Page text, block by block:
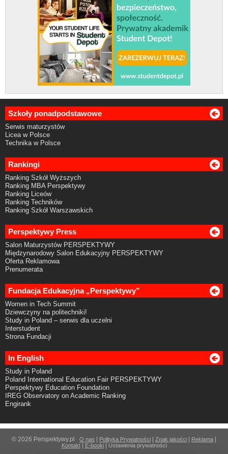
Szkoły ponadpodstawowe
Serwis maturzystów
Licea w Polsce
Technika w Polsce
Rankingi
Ranking Szkół Wyższych
Ranking MBA Perspektywy
Ranking Liceów
Ranking Techników
Ranking Szkół Warszawskich
Perspektywy Press
Salon Maturzystów PERSPEKTYWY
Międzynarodowy Salon Edukacyjny PERSPEKTYWY
Oferta Reklamowa
Prenumerata
Fundacja Edukacyjna „Perspektywy”
Women in Tech Summit
Dziewczyny na politechniki!
Study in Poland – serwis dla uczelni
Interstudent
Strona Fundacji
In English
Study in Poland
Poland International Education Fair PERSPEKTYWY
Perspektywy Education Foundation
IREG Observatory on Academic Ranking
Engirank
© 2026 Perspektywy.pl O nas Polityka Prywatności Znak jakości Reklama
Kontakt| E-booki| Ustawienia prywatności